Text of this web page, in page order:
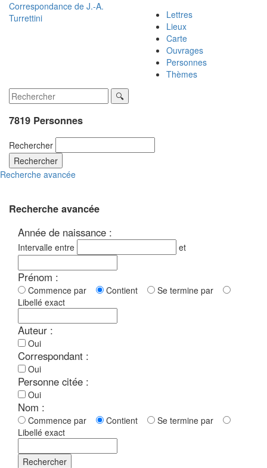
Correspondance de J.-A.
Turrettini
Lettres
Lieux
Carte
Ouvrages
Personnes
Thèmes
7819 Personnes
Rechercher
Rechercher
Recherche avancée
Recherche avancée
Année de naissance :
Intervalle entre et
Prénom :
Commence par Contient
Se termine par
Libellé exact
Auteur :
Oui
Correspondant :
Oui
Personne citée :
Oui
Nom :
Commence par Contient
Se termine par
Libellé exact
Rechercher